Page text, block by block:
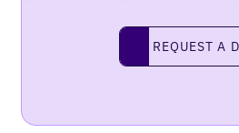
Request a demo
REQUEST A